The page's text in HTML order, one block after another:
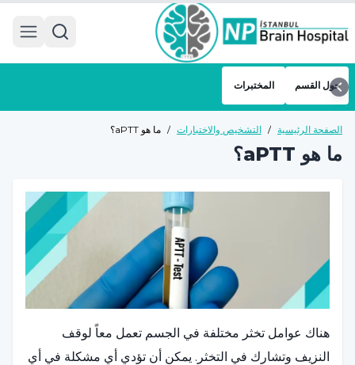
حول القسم المختبرات
الصفحة الرئيسية / التشخيص والاختبارات / ما هو aPTT؟
ما هو aPTT؟
هناك عوامل تخثر مختلفة في الجسم تعمل معاً لوقف
النزيف وتشارك في التخثر. يمكن أن تؤدي أي مشكلة في أي